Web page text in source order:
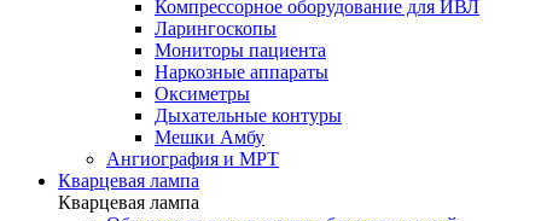
Компрессорное оборудование для ИВЛ
Ларингоскопы
Мониторы пациента
Наркозные аппараты
Оксиметры
Дыхательные контуры
Мешки Амбу
Ангиография и МРТ
Кварцевая лампа
Кварцевая лампа